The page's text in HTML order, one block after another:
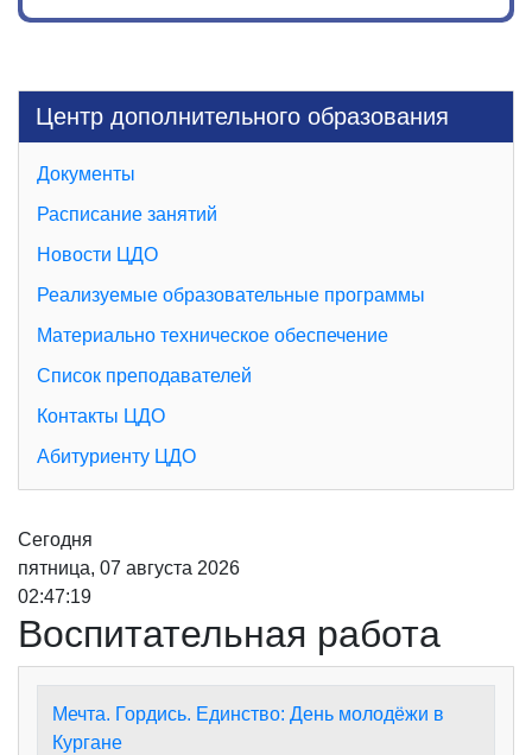
Центр дополнительного образования
Документы
Расписание занятий
Новости ЦДО
Реализуемые образовательные программы
Материально техническое обеспечение
Список преподавателей
Контакты ЦДО
Абитуриенту ЦДО
Сегодня
пятница, 07 августа 2026
02:47:20
Воспитательная работа
Мечта. Гордись. Единство: День молодёжи в
Кургане